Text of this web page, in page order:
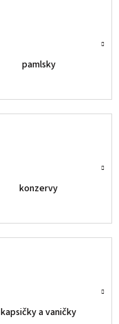
pamlsky
konzervy
kapsičky a vaničky